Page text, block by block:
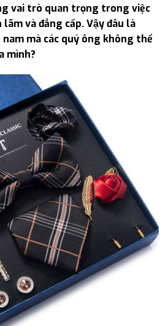
vai trò quan trọng trong việc
và đẳng cấp. Vậy đâu là
mà các quý ông không thể
mình?